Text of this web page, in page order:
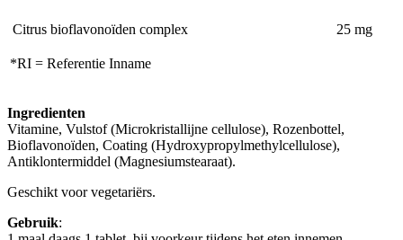
Citrus bioflavonoïden complex 25 mg
*RI = Referentie Inname
Ingredienten
Vitamine, Vulstof (Microkristallijne cellulose), Rozenbottel,
Bioflavonoïden, Coating (Hydroxypropylmethylcellulose),
Antiklontermiddel (Magnesiumstearaat).
Geschikt voor vegetariërs.
Gebruik: